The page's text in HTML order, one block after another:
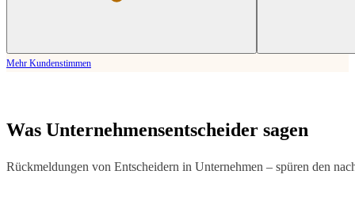
Mehr Kundenstimmen
Was Unternehmens­entscheider sagen
Rückmeldungen von Entscheidern in Unternehmen – spüren den